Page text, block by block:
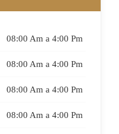
08:00 Am a 4:00 Pm
08:00 Am a 4:00 Pm
08:00 Am a 4:00 Pm
08:00 Am a 4:00 Pm